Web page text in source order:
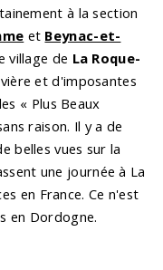
à la section
et Beynac-et-
village de La Roque-
et d'imposantes
« Plus Beaux
raison. Il y a de
belles vues sur la
une journée à La
en France. Ce n'est
en Dordogne.